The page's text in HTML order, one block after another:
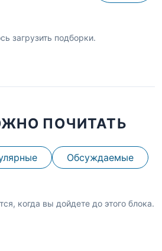
загрузить подборки.
ПОЧИТАТЬ
Обсуждаемые
когда вы дойдете до этого блока.